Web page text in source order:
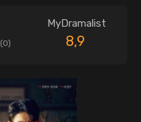
(0)
MyDramalist
8,9